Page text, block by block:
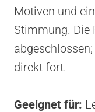
Motiven und
Stimmung. Die
direkt fort.
Geeignet für: